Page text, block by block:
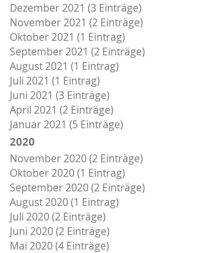
Dezember 2021 (3 Einträge)
November 2021 (2 Einträge)
Oktober 2021 (1 Eintrag)
September 2021 (2 Einträge)
August 2021 (1 Eintrag)
Juli 2021 (1 Eintrag)
Juni 2021 (3 Einträge)
April 2021 (2 Einträge)
Januar 2021 (5 Einträge)
2020
November 2020 (2 Einträge)
Oktober 2020 (1 Eintrag)
September 2020 (2 Einträge)
August 2020 (1 Eintrag)
Juli 2020 (2 Einträge)
Juni 2020 (2 Einträge)
Mai 2020 (4 Einträge)